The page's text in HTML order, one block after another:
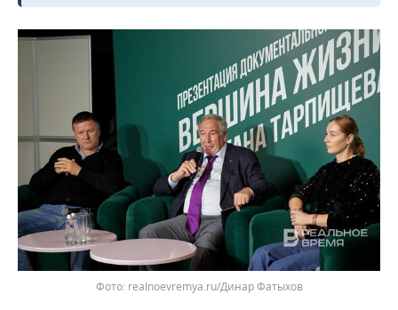
realnoevremya.ru/Динар Фатыхов